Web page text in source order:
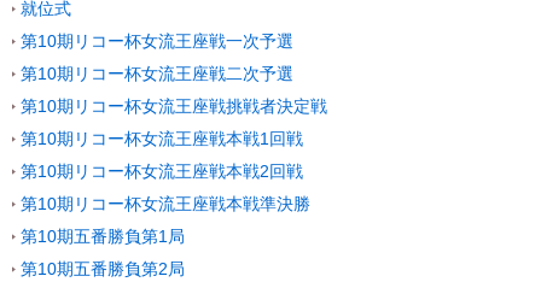
就位式
第10期リコー杯女流王座戦一次予選
第10期リコー杯女流王座戦二次予選
第10期リコー杯女流王座戦挑戦者決定戦
第10期リコー杯女流王座戦本戦1回戦
第10期リコー杯女流王座戦本戦2回戦
第10期リコー杯女流王座戦本戦準決勝
第10期五番勝負第1局
第10期五番勝負第2局